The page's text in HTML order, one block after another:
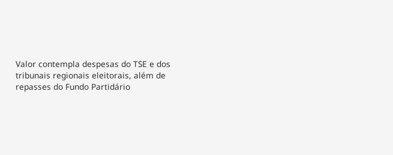
Valor contempla despesas do TSE e dos
tribunais regionais eleitorais, além de
repasses do Fundo Partidário